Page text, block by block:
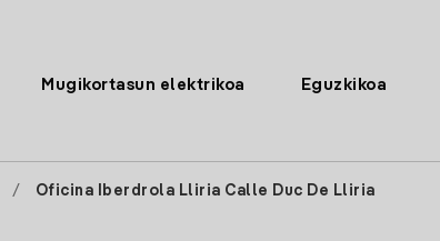
Mugikortasun elektrikoa Eguzkikoa
/ Oficina Iberdrola Lliria Calle Duc De Lliria